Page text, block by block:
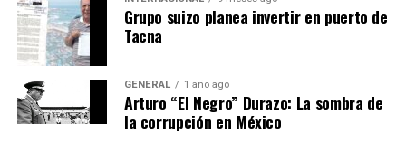
En conclusión, la tecnología ofrece un potencial
inmenso para el crecimiento económico global, pero
que sus beneficios se distribuyan de manera equitativa. A
medida que avanzamos, la colaboración entre gobiernos,
Grupo suizo planea invertir en puerto de
Tacna
GENERAL 1 año ago
Arturo “El Negro” Durazo: La sombra de
la corrupción en México